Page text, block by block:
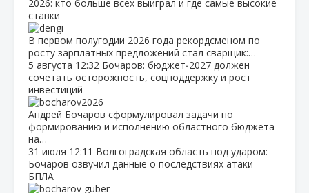
2026: кто больше всех выиграл и где самые высокие
ставки
В первом полугодии 2026 года рекордсменом по
росту зарплатных предложений стал сварщик:…
5 августа 12:32 Бочаров: бюджет‑2027 должен
сочетать осторожность, соцподдержку и рост
инвестиций
Андрей Бочаров сформулировал задачи по
формированию и исполнению областного бюджета
на…
31 июля 12:11 Волгоградская область под ударом:
Бочаров озвучил данные о последствиях атаки
БПЛА